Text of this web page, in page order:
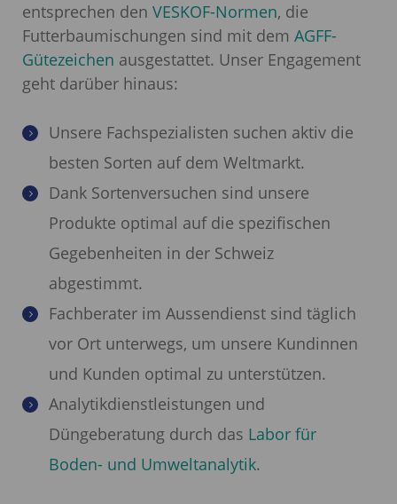
entsprechen den VESKOF-Normen, die
Futterbaumischungen sind mit dem AGFF-
Gütezeichen ausgestattet. Unser Engagement
geht darüber hinaus:
Unsere Fachspezialisten suchen aktiv die
besten Sorten auf dem Weltmarkt.
Dank Sortenversuchen sind unsere
Produkte optimal auf die spezifischen
Gegebenheiten in der Schweiz
abgestimmt.
Fachberater im Aussendienst sind täglich
vor Ort unterwegs, um unsere Kundinnen
und Kunden optimal zu unterstützen.
Analytikdienstleistungen und
Düngeberatung durch das Labor für
Boden- und Umweltanalytik.